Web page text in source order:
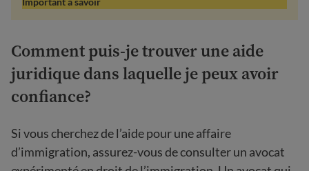
Comment puis-je trouver une aide
juridique dans laquelle je peux avoir
confiance?
Si vous cherchez de l’aide pour une affaire
d’immigration, assurez-vous de consulter un avocat